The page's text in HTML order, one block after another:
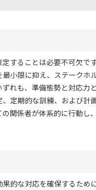
することは必要不可欠で
小限に抑え、ステークホ
れも、準備態勢と対応力
定期的な訓練、および計
関係者が体系的に行動し
的な対応を確保するため